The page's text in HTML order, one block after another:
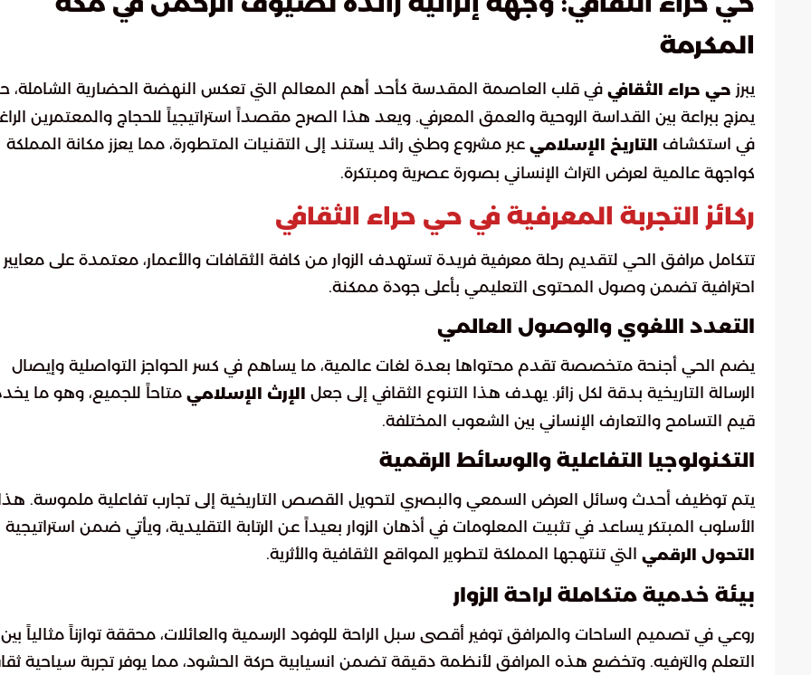
المكرمة
يبرز حي حراء الثقافي في قلب العاصمة المقدسة كأحد أهم المعالم التي تعكس النهضة الحضارية الشاملة،
يمزج ببراعة بين القداسة الروحية والعمق المعرفي. ويعد هذا الصرح مقصداً استراتيجياً للحجاج والمعتمرين
في استكشاف
التاريخ الإسلامي عبر مشروع وطني رائد يستند إلى التقنيات المتطورة، مما يعزز مكانة المملكة
كواجهة عالمية لعرض التراث الإنساني بصورة عصرية ومبتكرة.
ركائز التجربة المعرفية في حي حراء الثقافي
تتكامل مرافق الحي لتقديم رحلة معرفية فريدة تستهدف الزوار من كافة الثقافات والأعمار، معتمدة على معايير
احترافية تضمن وصول المحتوى التعليمي بأعلى جودة ممكنة.
التعدد اللغوي والوصول العالمي
يضم الحي أجنحة متخصصة تقدم محتواها بعدة لغات عالمية، ما يساهم في كسر الحواجز التواصلية وإيصال
الرسالة التاريخية بدقة لكل زائر. يهدف هذا التنوع الثقافي إلى جعل
الإرث الإسلامي متاحاً للجميع، وهو ما
قيم التسامح والتعارف الإنساني بين الشعوب المختلفة.
التكنولوجيا التفاعلية والوسائط الرقمية
يتم توظيف أحدث وسائل العرض السمعي والبصري لتحويل القصص التاريخية إلى تجارب تفاعلية ملموسة.
الأسلوب المبتكر يساعد في تثبيت المعلومات في أذهان الزوار بعيداً عن الرتابة التقليدية، ويأتي ضمن استراتيجية
التحول الرقمي التي تنتهجها المملكة لتطوير المواقع الثقافية والأثرية.
بيئة خدمية متكاملة لراحة الزوار
روعي في تصميم الساحات والمرافق توفير أقصى سبل الراحة للوفود الرسمية والعائلات، محققة توازناً مثالياً بين
التعلم والترفيه. وتخضع هذه المرافق لأنظمة دقيقة تضمن انسيابية حركة الحشود، مما يوفر تجربة سياحية